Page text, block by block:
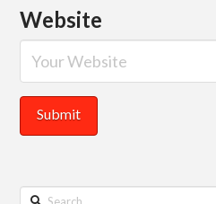
Website
Search